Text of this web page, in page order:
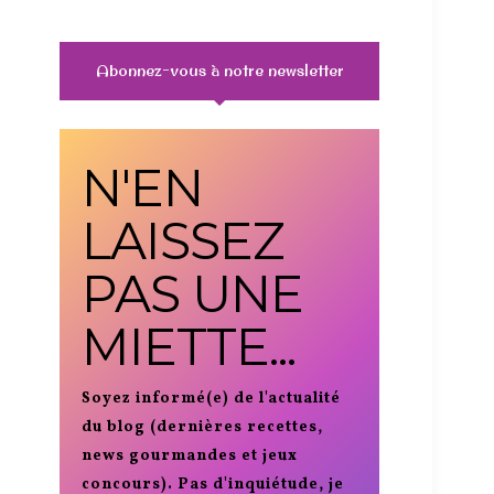
Abonnez-vous à notre newsletter
N'EN
LAISSEZ
PAS UNE
MIETTE...
Soyez informé(e) de l'actualité
du blog (dernières recettes,
news gourmandes et jeux
concours). Pas d'inquiétude, je